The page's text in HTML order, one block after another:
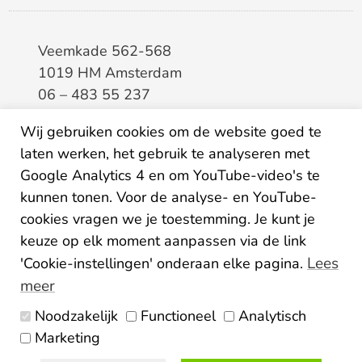
Veemkade 562-568
1019 HM Amsterdam
06 – 483 55 237
BTW8133.20.343.B.01
KvK34207150
IBANNL26ABNA0507435125
Algemene voorwaarden
Disclaimer Colofon
Wij gebruiken cookies om de website goed te
laten werken, het gebruik te analyseren met
Google Analytics 4 en om YouTube-video's te
kunnen tonen. Voor de analyse- en YouTube-
cookies vragen we je toestemming. Je kunt je
keuze op elk moment aanpassen via de link
'Cookie-instellingen' onderaan elke pagina. Lees
meer
Noodzakelijk Functioneel
Analytisch
Marketing